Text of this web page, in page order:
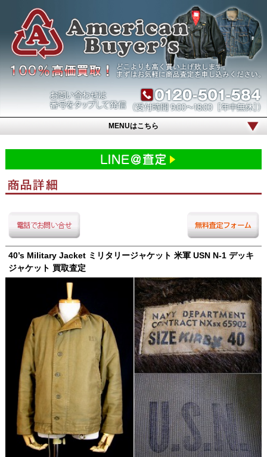
MENUはこちら
40’s Military Jacket ミリタリージャケット 米軍 USN N-1 デッキ
ジャケット 買取査定